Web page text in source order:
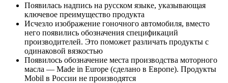
Появилась надпись на русском языке, указывающая
ключевое преимущество продукта
Исчезло изображение гоночного автомобиля, вместо
него появились обозначения спецификаций
производителей. Это поможет различать продукты с
одинаковой вязкостью
Появилось обозначение места производства моторного
масла — Made in Europe (сделано в Европе). Продукты
Mobil в России не производятся